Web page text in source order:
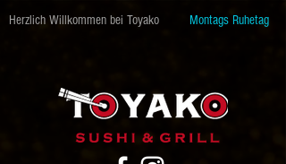
Herzlich Willkommen bei Toyako Montags Ruhetag